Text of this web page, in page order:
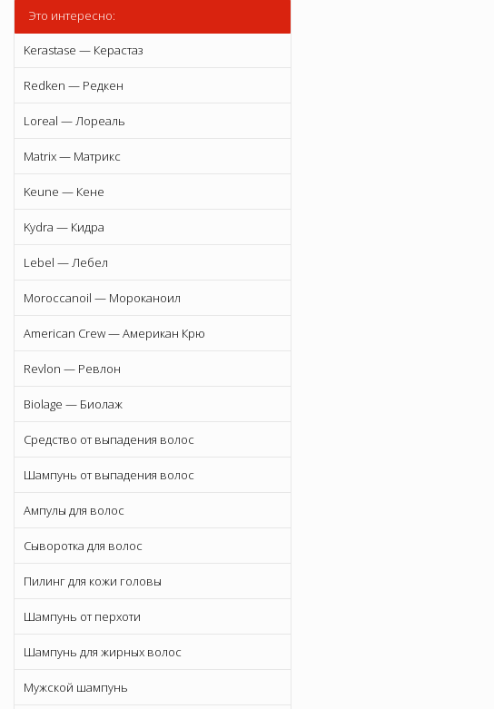
Это интересно:
Kerastase — Керастаз
Redken — Редкен
Loreal — Лореаль
Matrix — Матрикс
Keune — Кене
Kydra — Кидра
Lebel — Лебел
Moroccanoil — Мороканоил
American Crew — Американ Крю
Revlon — Ревлон
Biolage — Биолаж
Средство от выпадения волос
Шампунь от выпадения волос
Ампулы для волос
Сыворотка для волос
Пилинг для кожи головы
Шампунь от перхоти
Шампунь для жирных волос
Мужской шампунь